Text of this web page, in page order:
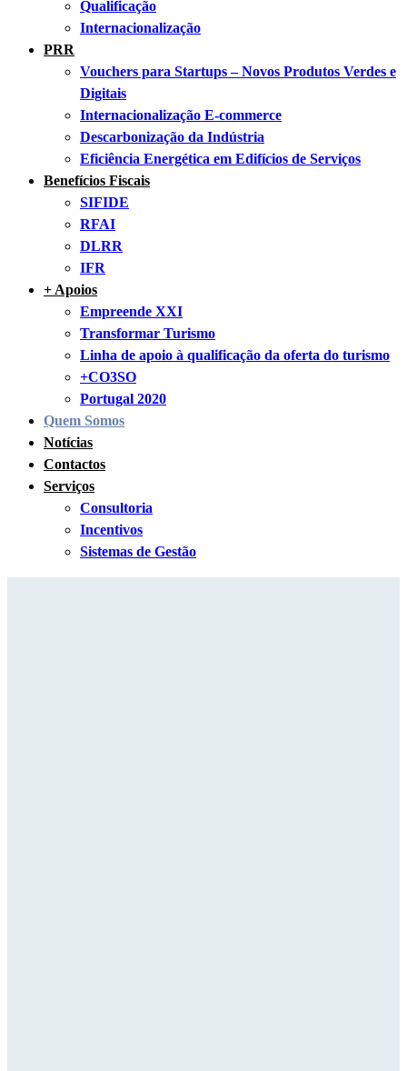
Qualificação
Internacionalização
PRR
Vouchers para Startups – Novos Produtos Verdes e
Digitais
Internacionalização E-commerce
Descarbonização da Indústria
Eficiência Energética em Edifícios de Serviços
Benefícios Fiscais
SIFIDE
RFAI
DLRR
IFR
+ Apoios
Empreende XXI
Transformar Turismo
Linha de apoio à qualificação da oferta do turismo
+CO3SO
Portugal 2020
Quem Somos
Notícias
Contactos
Serviços
Consultoria
Incentivos
Sistemas de Gestão